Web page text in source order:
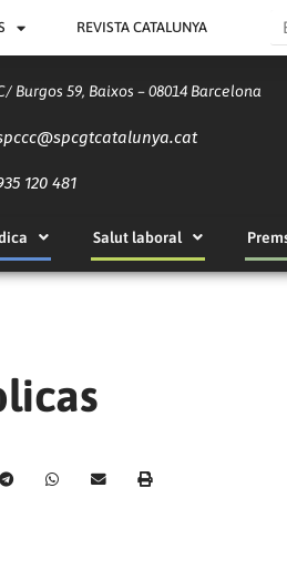
REVISTA CATALUNYA
Burgos 59, Baixos – 08014 Barcelona
spcgtcatalunya.cat
120 481
Salut laboral